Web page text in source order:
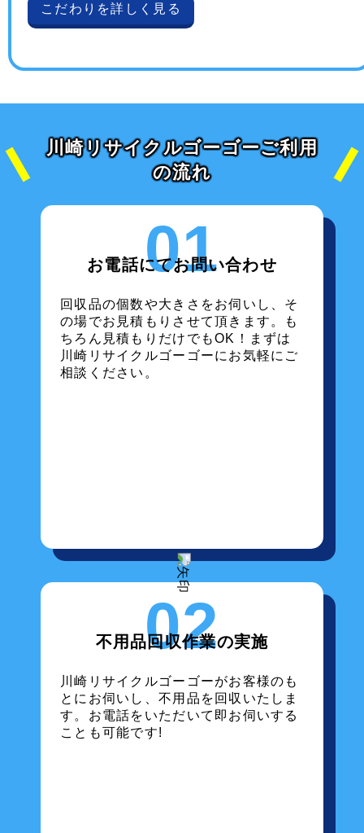
こだわりを詳しく見る
川崎リサイクルゴーゴーご利用
の流れ
01
お電話にてお問い合わせ
回収品の個数や大きさをお伺いし、そ
の場でお見積もりさせて頂きます。も
ちろん見積もりだけでもOK！まずは
川崎リサイクルゴーゴーにお気軽にご
相談ください。
02
不用品回収作業の実施
川崎リサイクルゴーゴーがお客様のも
とにお伺いし、不用品を回収いたしま
す。お電話をいただいて即お伺いする
ことも可能です!